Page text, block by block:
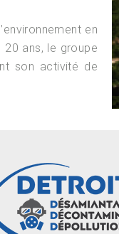
en
ans, le groupe
son activité de